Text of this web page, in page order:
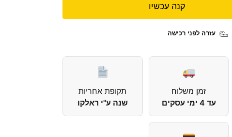
קנה עכשיו
עזרה לפני רכישה
זמן משלוח
עד 4 ימי עסקים
תקופת אחריות
שנה ע"י ראלקו